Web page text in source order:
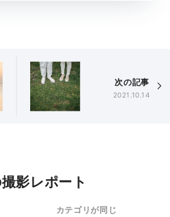
次の記事
2021.10.14
影レポート
カテゴリが同じ